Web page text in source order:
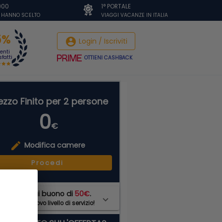
SCELTO
1° PORTALE
VIAGGI VACANZE IN ITALIA
account_circle Login / Iscriviti
OTTIENI CASHBACK
Finito per 2 persone
0€
edit Modifica camere
Procedi
hai buono di50€.
ad un nuovo livello di servizio!